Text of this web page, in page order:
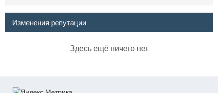
Изменения репутации
Здесь ещё ничего нет